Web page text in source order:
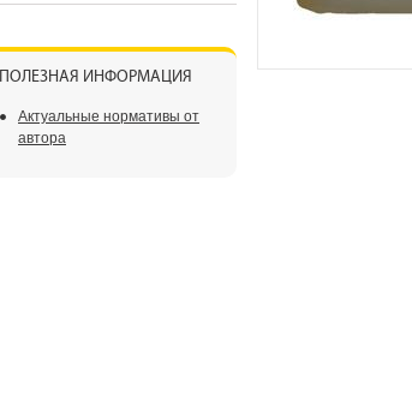
ПОЛЕЗНАЯ ИНФОРМАЦИЯ
Актуальные нормативы от
автора